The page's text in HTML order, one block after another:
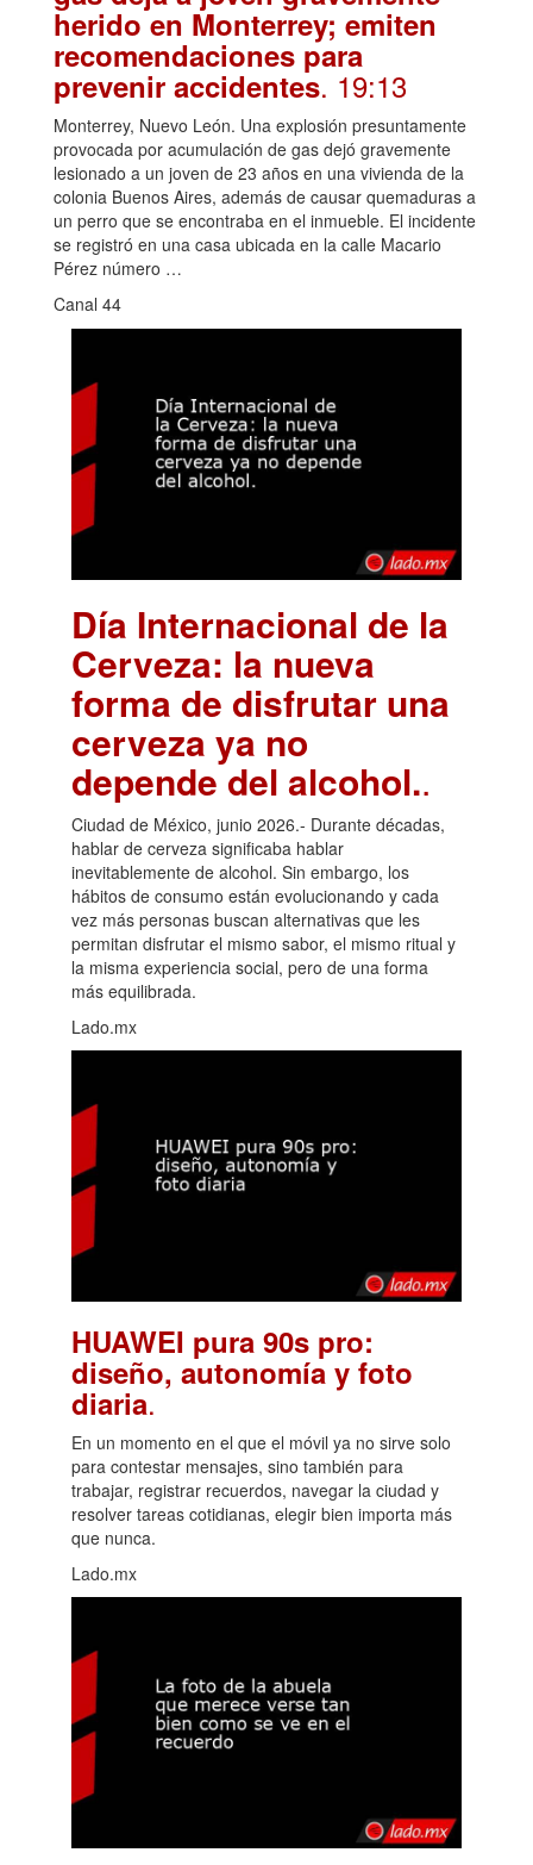
herido en Monterrey; emiten
recomendaciones para
prevenir accidentes. 19:13
Monterrey, Nuevo León. Una explosión presuntamente
provocada por acumulación de gas dejó gravemente
lesionado a un joven de 23 años en una vivienda de la
colonia Buenos Aires, además de causar quemaduras a
un perro que se encontraba en el inmueble. El incidente
se registró en una casa ubicada en la calle Macario
Pérez número …
Canal 44
Día Internacional de la
Cerveza: la nueva
forma de disfrutar una
cerveza ya no
depende del alcohol..
Ciudad de México, junio 2026.- Durante décadas,
hablar de cerveza significaba hablar
inevitablemente de alcohol. Sin embargo, los
hábitos de consumo están evolucionando y cada
vez más personas buscan alternativas que les
permitan disfrutar el mismo sabor, el mismo ritual y
la misma experiencia social, pero de una forma
más equilibrada.
Lado.mx
HUAWEI pura 90s pro:
diseño, autonomía y foto
diaria.
En un momento en el que el móvil ya no sirve solo
para contestar mensajes, sino también para
trabajar, registrar recuerdos, navegar la ciudad y
resolver tareas cotidianas, elegir bien importa más
que nunca.
Lado.mx